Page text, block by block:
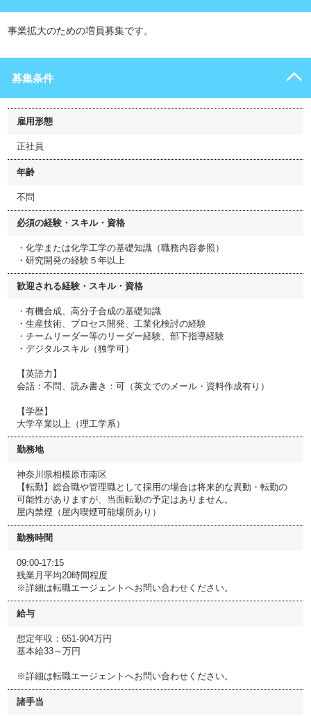
事業拡大のための増員募集です。
募集条件
雇用形態
正社員
年齢
不問
必須の経験・スキル・資格
・化学または化学工学の基礎知識（職務内容参照）
・研究開発の経験５年以上
歓迎される経験・スキル・資格
・有機合成、高分子合成の基礎知識
・生産技術、プロセス開発、工業化検討の経験
・チームリーダー等のリーダー経験、部下指導経験
・デジタルスキル（独学可）
【英語力】
会話：不問、読み書き：可（英文でのメール・資料作成有り）
【学歴】
大学卒業以上（理工学系）
勤務地
神奈川県相模原市南区
【転勤】総合職や管理職として採用の場合は将来的な異動・転勤の
可能性がありますが、当面転勤の予定はありません。
屋内禁煙（屋内喫煙可能場所あり）
勤務時間
09:00-17:15
残業月平均20時間程度
※詳細は転職エージェントへお問い合わせください。
給与
想定年収：651-904万円
基本給33～万円
※詳細は転職エージェントへお問い合わせください。
諸手当